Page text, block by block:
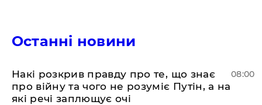
Останні новини
Накі розкрив правду про те, що знає
про війну та чого не розуміє Путін, а на
які речі заплющує очі
08:00